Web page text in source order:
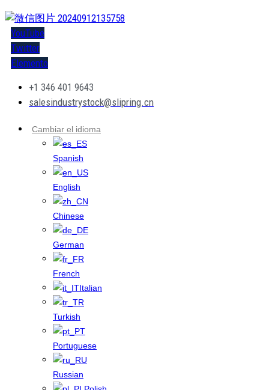
YouTube
Twitter
Elemento
+1 346 401 9643
salesindustrystock@slipring.cn
Cambiar el idioma
Spanish
English
Chinese
German
French
Italian
Turkish
Portuguese
Russian